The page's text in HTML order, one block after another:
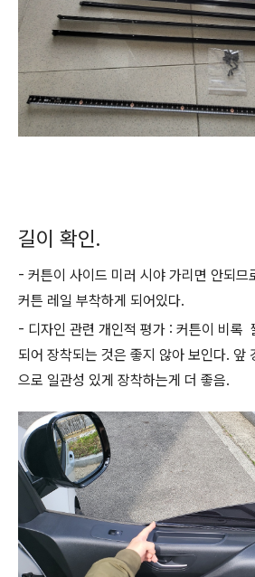
길이 확인.
- 커튼이 사이드 미러 시야 가리면 안되므
커튼 레일 부착하게 되어있다.
- 디자인 관련 개인적 평가 : 커튼이 비록
되어 장착되는 것은 좋지 않아 보인다. 앞
으로 일관성 있게 장착하는게 더 좋음.